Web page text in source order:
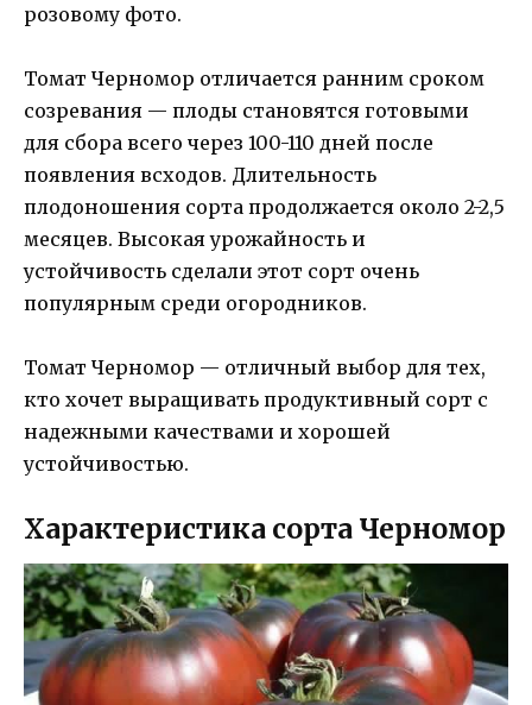
розовому фото.
Томат Черномор отличается ранним сроком
созревания — плоды становятся готовыми
для сбора всего через 100-110 дней после
появления всходов. Длительность
плодоношения сорта продолжается около 2-2,5
месяцев. Высокая урожайность и
устойчивость сделали этот сорт очень
популярным среди огородников.
Томат Черномор — отличный выбор для тех,
кто хочет выращивать продуктивный сорт с
надежными качествами и хорошей
устойчивостью.
Характеристика сорта Черномор